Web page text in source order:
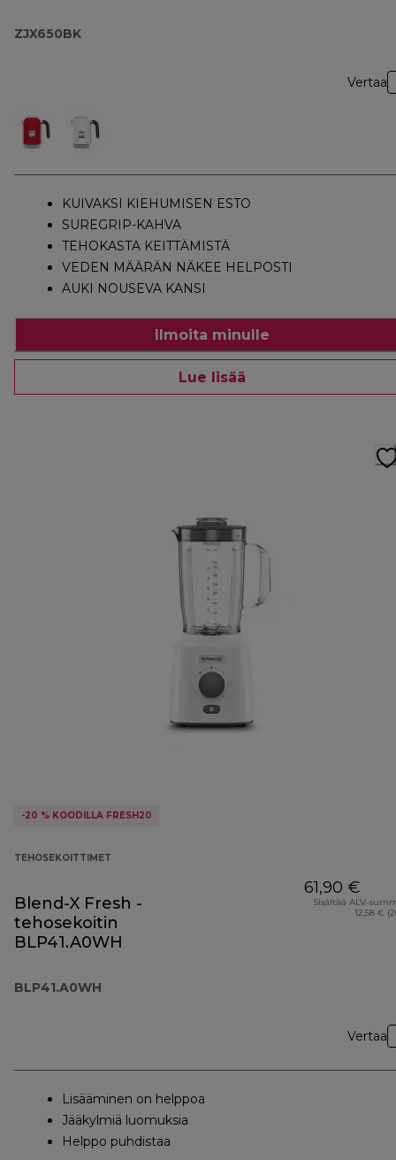
ZJX650BK
Vertaa
KUIVAKSI KIEHUMISEN ESTO
SUREGRIP-KAHVA
TEHOKASTA KEITTÄMISTÄ
VEDEN MÄÄRÄN NÄKEE HELPOSTI
AUKI NOUSEVA KANSI
Ilmoita minulle
Lue lisää
-20 % KOODILLA FRESH20
TEHOSEKOITTIMET
Blend-X Fresh -
tehosekoitin
BLP41.A0WH
BLP41.A0WH
61,90 €
Sisältää ALV-
12,58 €
Vertaa
Lisääminen on helppoa
Jääkylmiä luomuksia
Helppo puhdistaa